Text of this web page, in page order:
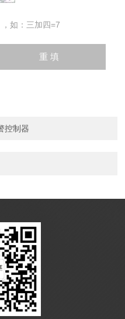
如：三加四=7
控制器